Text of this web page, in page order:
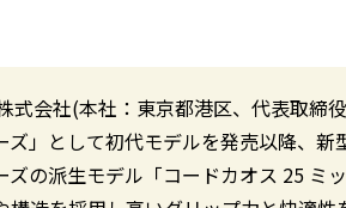
式会社(本社：東京都港区、代表取締
ズ」として初代モデルを発売以降、
ズの派生モデル「コードカオス 25 ミ